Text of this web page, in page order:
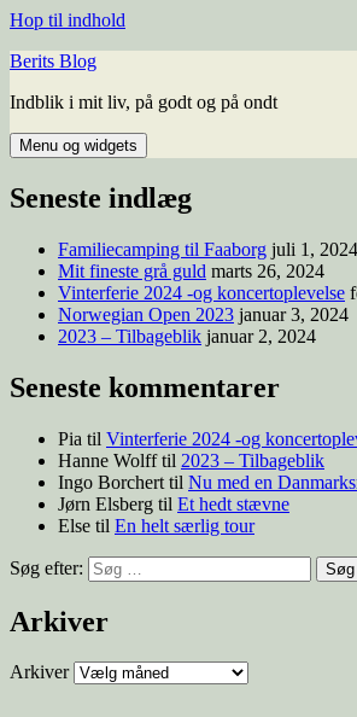
Hop til indhold
Berits Blog
Indblik i mit liv, på godt og på ondt
Menu og widgets
Seneste indlæg
Familiecamping til Faaborg juli 1, 2024
Mit fineste grå guld marts 26, 2024
Vinterferie 2024 -og koncertoplevelse
Norwegian Open 2023 januar 3, 2024
2023 – Tilbageblik januar 2, 2024
Seneste kommentarer
Pia til Vinterferie 2024 -og
Hanne Wolfftil 2023 – Tilbageblik
Ingo Borchert til Nu med en
Jørn Elsberg til Et hedt stævne
Else til En helt særlig tour
Søg efter:
Arkiver
Arkiver